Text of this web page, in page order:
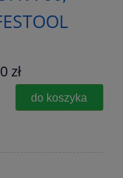
zł
do koszyka